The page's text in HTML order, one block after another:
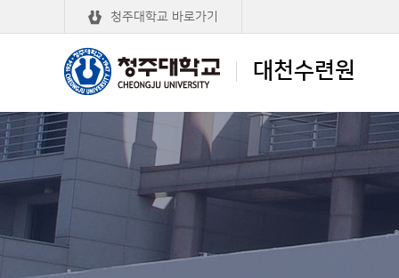
대천수련원
청주대학교 바로가기
청주대학교